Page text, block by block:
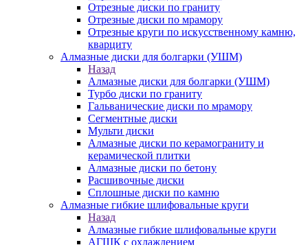
Отрезные диски по граниту
Отрезные диски по мрамору
Отрезные круги по искусственному камню,
кварциту
Алмазные диски для болгарки (УШМ)
Назад
Алмазные диски для болгарки (УШМ)
Турбо диски по граниту
Гальванические диски по мрамору
Сегментные диски
Мульти диски
Алмазные диски по керамограниту и
керамической плитки
Алмазные диски по бетону
Расшивочные диски
Сплошные диски по камню
Алмазные гибкие шлифовальные круги
Назад
Алмазные гибкие шлифовальные круги
АГШК с охлаждением